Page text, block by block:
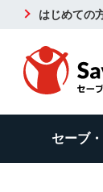
はじめての
セーブ